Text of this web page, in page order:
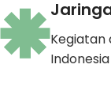
Kegiatan
Indonesia